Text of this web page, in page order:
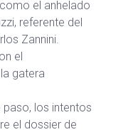
el anhelado
referente del
Zannini.
el
gatera
los intentos
el dossier de